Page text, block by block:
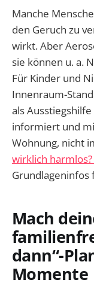
Manche
den Geruch zu
wirkt. Aber
sie können u. a.
Für Kinder und
Innenraum-
als
informiert und
Wohnung, nicht
wirklich
Grundlageninfos
Mach
dann“-
Momente